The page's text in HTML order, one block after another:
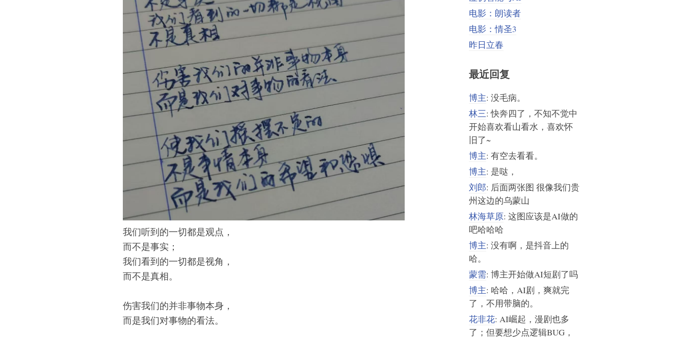
我们听到的一切都是观点，
而不是事实；
我们看到的一切都是视角，
而不是真相。
伤害我们的并非事物本身，
而是我们对事物的看法。
电影：朗读者
电影：情圣3
昨日立春
最近回复
博主: 没毛病。
林三: 快奔四了，不知不觉中
开始喜欢看山看水，喜欢怀
旧了~
博主: 有空去看看。
博主: 是哒，
刘郎: 后面两张图 很像我们贵
州这边的乌蒙山
林海草原: 这图应该是AI做的
吧哈哈哈
博主: 没有啊，是抖音上的
哈。
蒙需: 博主开始做AI短剧了吗
博主: 哈哈，AI剧，爽就完
了，不用带脑的。
花非花: AI崛起，漫剧也多
了；但要想少点逻辑BUG，